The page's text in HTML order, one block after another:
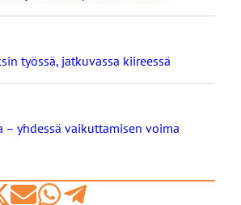
työssä, jatkuvassa kiireessä
yhdessä vaikuttamisen voima